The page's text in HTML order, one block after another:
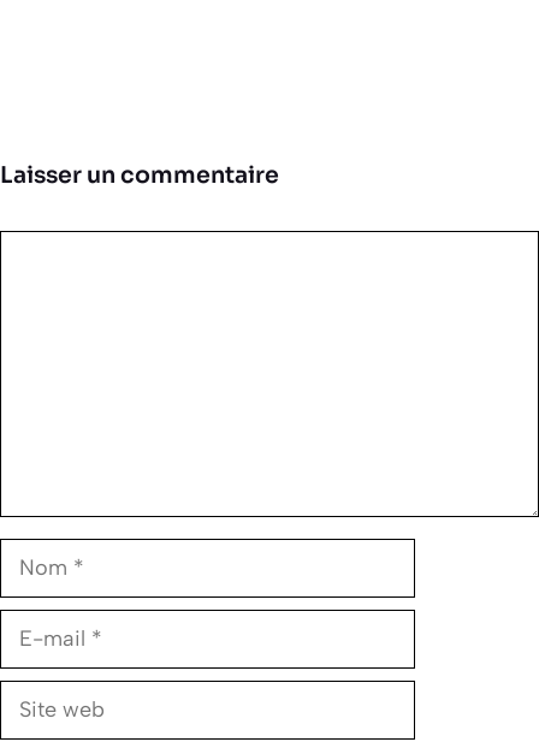
Laisser un commentaire
Nom
E-
Site